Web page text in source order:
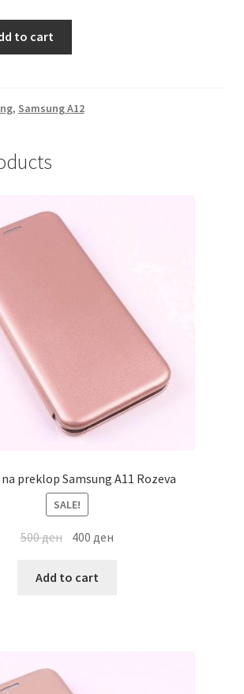
to cart
, Samsung A12
preklop Samsung A11 Rozeva
SALE!
500ден 400ден
Add to cart